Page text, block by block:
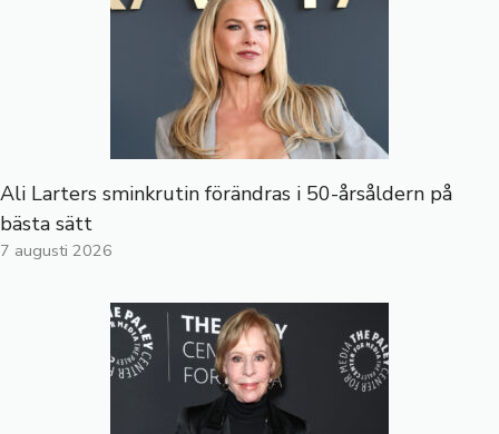
Ali Larters sminkrutin förändras i 50-årsåldern på
bästa sätt
7 augusti 2026